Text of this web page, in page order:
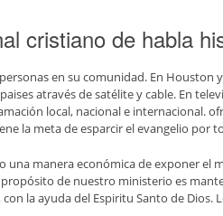
cristiano de habla
en su comunidad. En
através de satélite y cable. En
local, nacional e
la meta de esparcir el evangelio por
manera económica de exponer el
de nuestro ministerio es
la ayuda del Espiritu Santo de